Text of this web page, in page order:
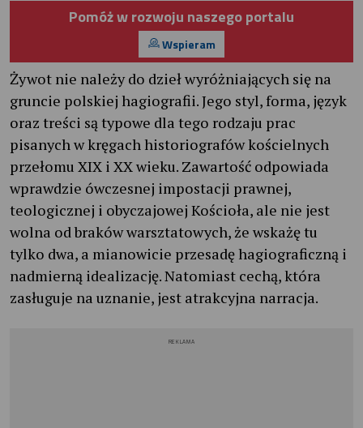
Pomóż w rozwoju naszego portalu
Wspieram
Żywot nie należy do dzieł wyróżniających się na
gruncie polskiej hagiografii. Jego styl, forma, język
oraz treści są typowe dla tego rodzaju prac
pisanych w kręgach historiografów kościelnych
przełomu XIX i XX wieku. Zawartość odpowiada
wprawdzie ówczesnej impostacji prawnej,
teologicznej i obyczajowej Kościoła, ale nie jest
wolna od braków warsztatowych, że wskażę tu
tylko dwa, a mianowicie przesadę hagiograficzną i
nadmierną idealizację. Natomiast cechą, która
zasługuje na uznanie, jest atrakcyjna narracja.
REKLAMA